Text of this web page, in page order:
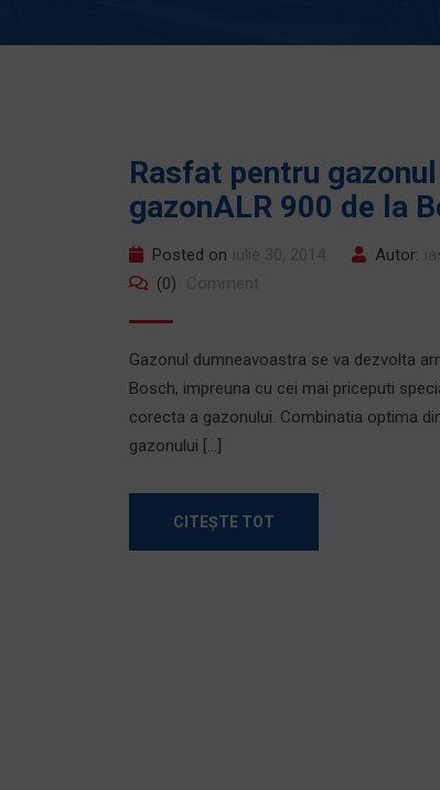
Rasfat pentru
gazonALR 900 de la
Posted on Autor:
(0)
Gazonul dumneavoastra se va dezvolta
Bosch, impreuna cu cei mai priceputi
corecta a gazonului. Combinatia optima
gazonului […]
CITEȘTE TOT